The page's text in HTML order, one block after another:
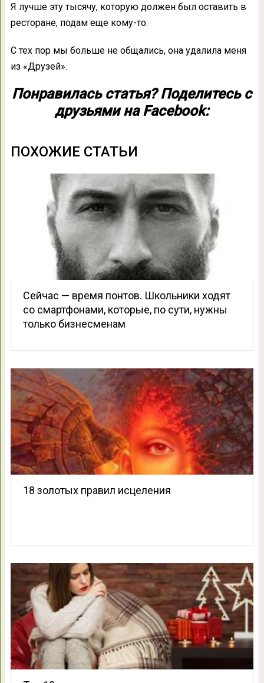
Я лучше эту тысячу, которую должен был оставить в
ресторане, подам еще кому-то.
С тех пор мы больше не общались, она удалила меня
из «Друзей».
Понравилась статья? Поделитесь с
друзьями на Facebook:
ПОХОЖИЕ СТАТЬИ
Сейчас — время понтов. Школьники ходят
со смартфонами, которые, по сути, нужны
только бизнесменам
18 золотых правил исцеления